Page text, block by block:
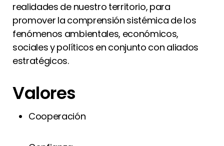
realidades de nuestro territorio, para
promover la comprensión sistémica de los
fenómenos ambientales, económicos,
sociales y políticos en conjunto con aliados
estratégicos.
Valores
Cooperación